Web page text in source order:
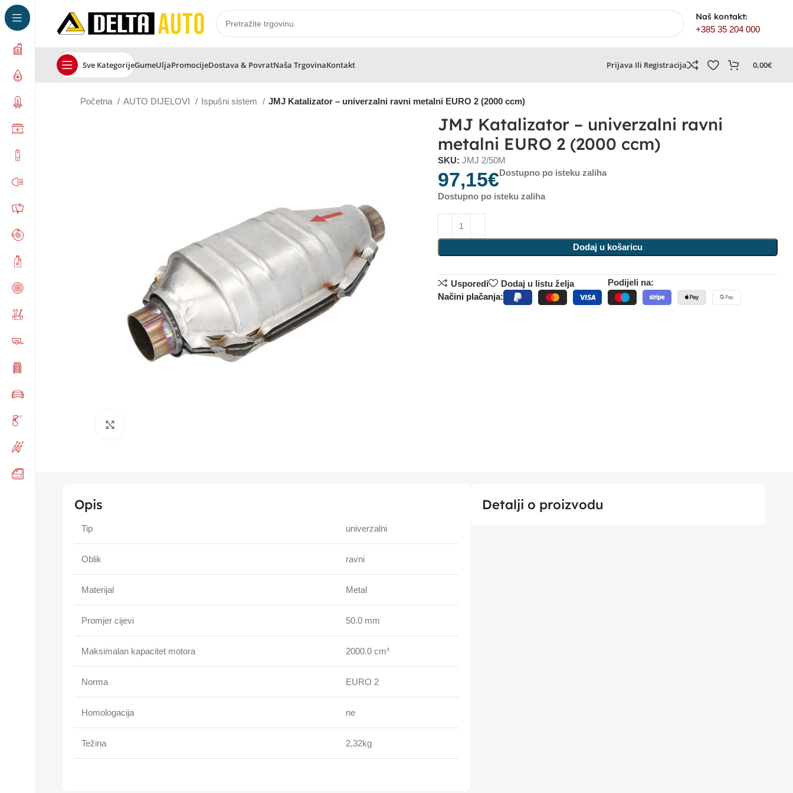
Naš kontakt:
+385 35 204 000
Sve KategorijeGumeUljaPromocijeDostava & PovratNaša TrgovinaKontakt Prijava Ili Registracija 0,00€
Početna AUTO DIJELOVI Ispušni sistem JMJ Katalizator – univerzalni ravni metalni EURO 2 (2000 ccm)
JMJ Katalizator – univerzalni ravni
metalni EURO 2 (2000 ccm)
SKU:JMJ 2/50M
97,15€Dostupno po isteku zaliha
Dostupno po isteku zaliha
Dodaj u košaricu
Usporedi Dodaj u listu želja
Podijeli na:
Načini plačanja:
Opis
Tip univerzalni
Oblik ravni
Materijal Metal
Promjer cijevi 50.0 mm
Maksimalan kapacitet motora 2000.0 cm³
Norma EURO 2
Homologacija ne
Težina 2,32kg
Detalji o proizvodu